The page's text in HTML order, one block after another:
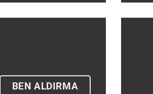
BEN ALDIRMA